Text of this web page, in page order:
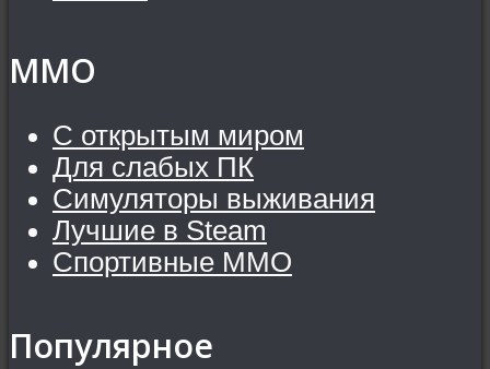
MMO
С открытым миром
Для слабых ПК
Симуляторы выживания
Лучшие в Steam
Спортивные MMO
Популярное